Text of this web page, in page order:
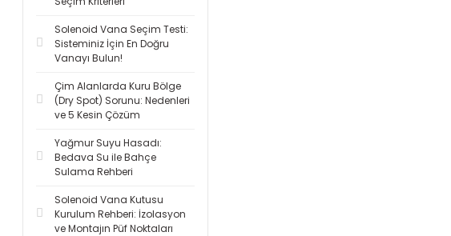
Solenoid Vana Seçim Testi:
Sisteminiz İçin En Doğru
Vanayı Bulun!
Çim Alanlarda Kuru Bölge
(Dry Spot) Sorunu: Nedenleri
ve 5 Kesin Çözüm
Yağmur Suyu Hasadı:
Bedava Su ile Bahçe
Sulama Rehberi
Solenoid Vana Kutusu
Kurulum Rehberi: İzolasyon
ve Montajın Püf Noktaları